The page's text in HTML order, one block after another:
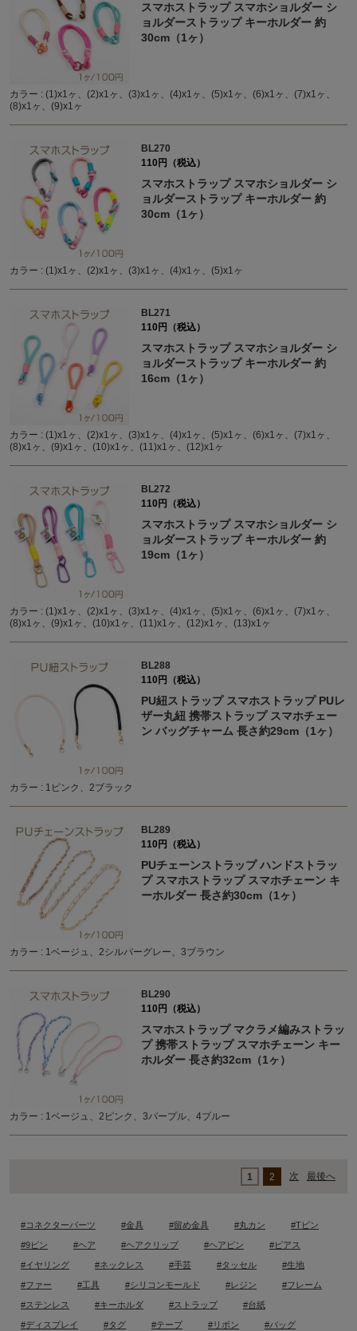
スマホストラップ スマホショルダー シ
ョルダーストラップ キーホルダー 約
30cm（1ヶ）
カラー : (1)x1ヶ、(2)x1ヶ、(3)x1ヶ、(4)x1ヶ、(5)x1ヶ、(6)x1ヶ、(7)x1ヶ、
(8)x1ヶ、(9)x1ヶ
BL270
110円（税込）
スマホストラップ スマホショルダー シ
ョルダーストラップ キーホルダー 約
30cm（1ヶ）
カラー : (1)x1ヶ、(2)x1ヶ、(3)x1ヶ、(4)x1ヶ、(5)x1ヶ
BL271
110円（税込）
スマホストラップ スマホショルダー シ
ョルダーストラップ キーホルダー 約
16cm（1ヶ）
カラー : (1)x1ヶ、(2)x1ヶ、(3)x1ヶ、(4)x1ヶ、(5)x1ヶ、(6)x1ヶ、(7)x1ヶ、
(8)x1ヶ、(9)x1ヶ、(10)x1ヶ、(11)x1ヶ、(12)x1ヶ
BL272
110円（税込）
スマホストラップ スマホショルダー シ
ョルダーストラップ キーホルダー 約
19cm（1ヶ）
カラー : (1)x1ヶ、(2)x1ヶ、(3)x1ヶ、(4)x1ヶ、(5)x1ヶ、(6)x1ヶ、(7)x1ヶ、
(8)x1ヶ、(9)x1ヶ、(10)x1ヶ、(11)x1ヶ、(12)x1ヶ、(13)x1ヶ
BL288
110円（税込）
PU紐ストラップ スマホストラップ PUレ
ザー丸紐 携帯ストラップ スマホチェー
ン バッグチャーム 長さ約29cm（1ヶ）
カラー : 1ピンク、2ブラック
BL289
110円（税込）
PUチェーンストラップ ハンドストラッ
プ スマホストラップ スマホチェーン キ
ーホルダー 長さ約30cm（1ヶ）
カラー : 1ベージュ、2シルバーグレー、3ブラウン
BL290
110円（税込）
スマホストラップ マクラメ編みストラッ
プ 携帯ストラップ スマホチェーン キー
ホルダー 長さ約32cm（1ヶ）
カラー : 1ベージュ、2ピンク、3パープル、4ブルー
1 2 次 最後へ
#コネクターパーツ #金具 #留め金具 #丸カン #Tピン
#9ピン #ヘア #ヘアクリップ #ヘアピン #ピアス
#イヤリング #ネックレス #手芸 #タッセル #生地
#ファー #工具 #シリコンモールド #レジン #フレーム
#ステンレス #キーホルダ #ストラップ #台紙
#ディスプレイ #タグ #テープ #リボン #バッグ